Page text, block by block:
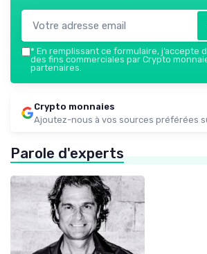
* En remplissant ce formulaire, j’accepte
des fins commerciales par Crypto
partenaires.
Crypto monnaies
Ajoutez-nous à vos sources préférées
Parole d'experts